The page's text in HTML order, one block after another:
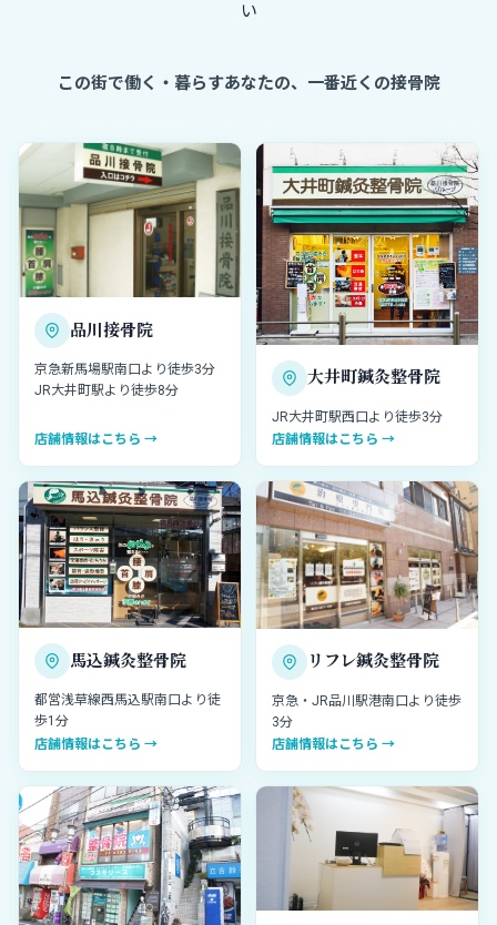
い
この街で働く・暮らすあなたの、一番近くの接骨院
品川接骨院
京急新馬場駅南口より徒歩3分
JR大井町駅より徒歩8分
店舗情報はこちら →
大井町鍼灸整骨院
JR大井町駅西口より徒歩3分
店舗情報はこちら →
馬込鍼灸整骨院
都営浅草線西馬込駅南口より徒
歩1分
店舗情報はこちら →
リフレ鍼灸整骨院
京急・JR品川駅港南口より徒歩
3分
店舗情報はこちら →